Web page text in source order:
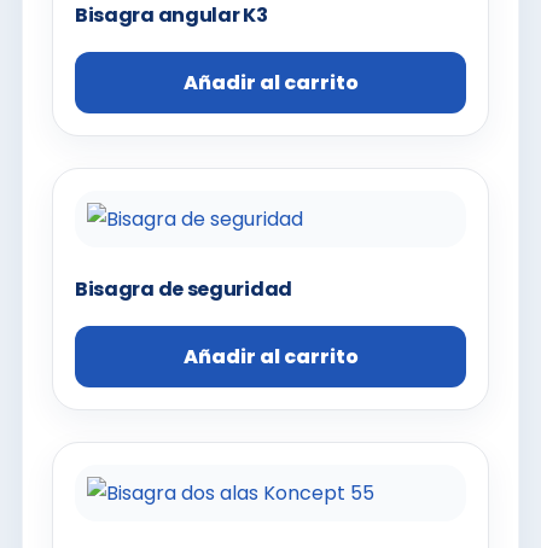
Bisagra angular K3
Añadir al carrito
Bisagra de seguridad
Añadir al carrito